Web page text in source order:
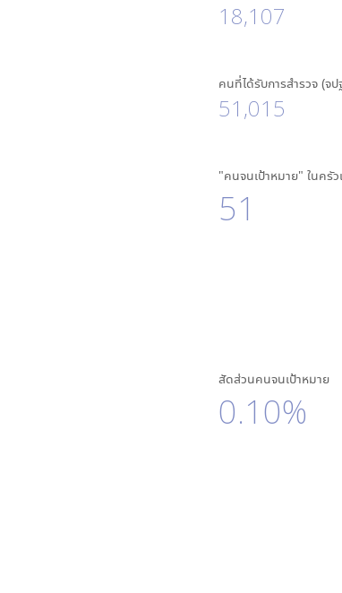
18,107
คนที่ได้รับการสำรวจ (จป
51,015
"คนจนเป้าหมาย" ในครั
51
สัดส่วนคนจนเป้าหมาย
0.10%